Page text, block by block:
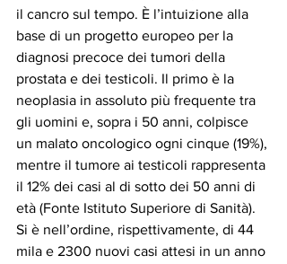
il cancro sul tempo. È l’intuizione alla
base di un progetto europeo per la
diagnosi precoce dei tumori della
prostata e dei testicoli. Il primo è la
neoplasia in assoluto più frequente tra
gli uomini e, sopra i 50 anni, colpisce
un malato oncologico ogni cinque (19%),
mentre il tumore ai testicoli rappresenta
il 12% dei casi al di sotto dei 50 anni di
età (Fonte Istituto Superiore di Sanità).
Si è nell’ordine, rispettivamente, di 44
mila e 2300 nuovi casi attesi in un anno